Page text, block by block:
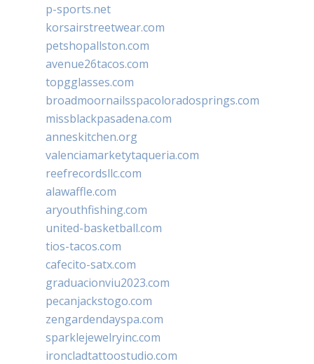
p-sports.net
korsairstreetwear.com
petshopallston.com
avenue26tacos.com
topgglasses.com
broadmoornailsspacoloradosprings.com
missblackpasadena.com
anneskitchen.org
valenciamarketytaqueria.com
reefrecordsllc.com
alawaffle.com
aryouthfishing.com
united-basketball.com
tios-tacos.com
cafecito-satx.com
graduacionviu2023.com
pecanjackstogo.com
zengardendayspa.com
sparklejewelryinc.com
ironcladtattoostudio.com